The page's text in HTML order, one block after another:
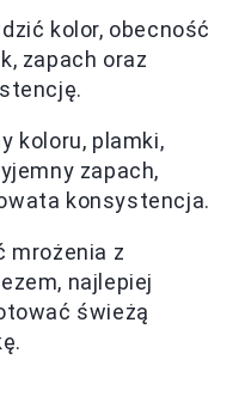
kolor, obecność
zapach oraz
koloru, plamki,
zapach,
konsystencja.
mrożenia z
najlepiej
świeżą